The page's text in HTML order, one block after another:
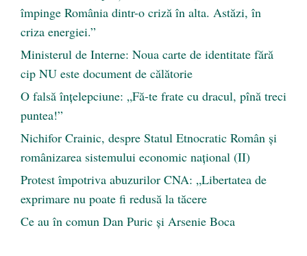
împinge România dintr-o criză în alta. Astăzi, în
criza energiei.”
Ministerul de Interne: Noua carte de identitate fără
cip NU este document de călătorie
O falsă înțelepciune: „Fă-te frate cu dracul, pînă treci
puntea!”
Nichifor Crainic, despre Statul Etnocratic Român şi
românizarea sistemului economic naţional (II)
Protest împotriva abuzurilor CNA: „Libertatea de
exprimare nu poate fi redusă la tăcere
Ce au în comun Dan Puric şi Arsenie Boca